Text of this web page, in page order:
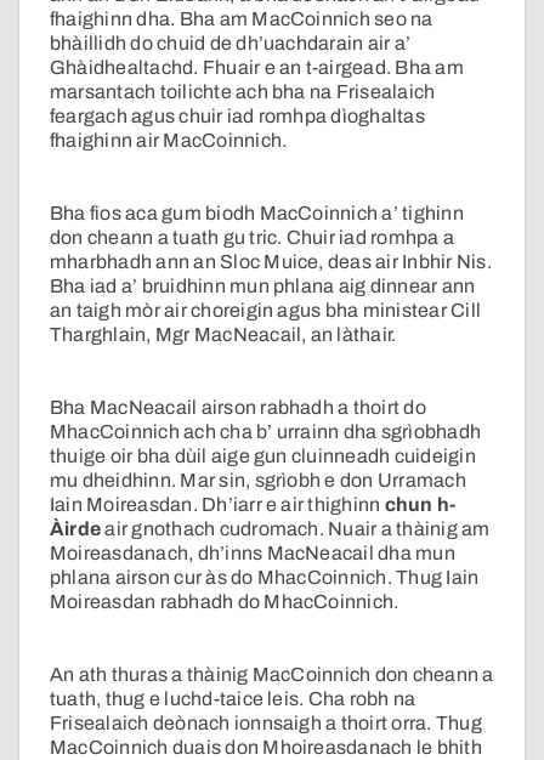
fhaighinn dha. Bha am MacCoinnich seo na
bhàillidh do chuid de dh’uachdarain air a’
Ghàidhealtachd. Fhuair e an t-airgead. Bha am
marsantach toilichte ach bha na Frisealaich
feargach agus chuir iad romhpa dìoghaltas
fhaighinn air MacCoinnich.
Bha fios aca gum biodh MacCoinnich a’ tighinn
don cheann a tuath gu tric. Chuir iad romhpa a
mharbhadh ann an Sloc Muice, deas air Inbhir Nis.
Bha iad a’ bruidhinn mun phlana aig dinnear ann
an taigh mòr air choreigin agus bha ministear Cill
Tharghlain, Mgr MacNeacail, an làthair.
Bha MacNeacail airson rabhadh a thoirt do
MhacCoinnich ach cha b’ urrainn dha sgrìobhadh
thuige oir bha dùil aige gun cluinneadh cuideigin
mu dheidhinn. Mar sin, sgrìobh e don Urramach
Iain Moireasdan. Dh’iarr e air thighinn chun h-
Àirdeair gnothach cudromach. Nuair a thàinig am
Moireasdanach, dh’inns MacNeacail dha mun
phlana airson cur às do MhacCoinnich. Thug Iain
Moireasdan rabhadh do MhacCoinnich.
An ath thuras a thàinig MacCoinnich don cheann a
tuath, thug e luchd-taice leis. Cha robh na
Frisealaich deònach ionnsaigh a thoirt orra. Thug
MacCoinnich duais don Mhoireasdanach le bhith